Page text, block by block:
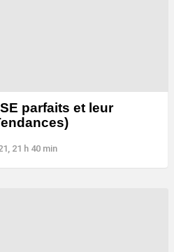
parfaits et leur
21 h 40 min